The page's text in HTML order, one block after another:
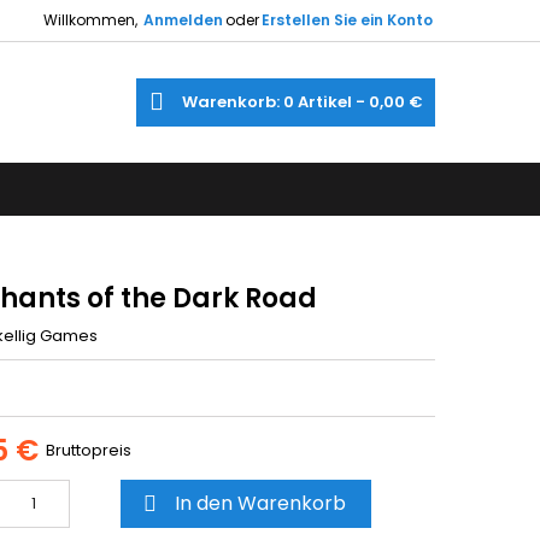
Willkommen, AnmeldenoderErstellen Sie ein Konto
Warenkorb 0 Artikel - 0,00 €
of the Dark Road
Games
€ Bruttopreis
 In den Warenkorb